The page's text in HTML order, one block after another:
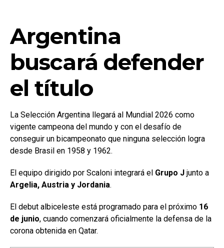
Argentina
buscará defender
el título
La Selección Argentina llegará al Mundial 2026 como
vigente campeona del mundo y con el desafío de
conseguir un bicampeonato que ninguna selección logra
desde Brasil en 1958 y 1962.
El equipo dirigido por Scaloni integrará el Grupo J junto a
Argelia, Austria y Jordania.
El debut albiceleste está programado para el próximo 16
de junio, cuando comenzará oficialmente la defensa de la
corona obtenida en Qatar.